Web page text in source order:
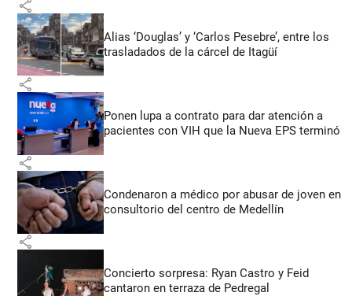
share
Alias ‘Douglas’ y ‘Carlos Pesebre’, entre los
trasladados de la cárcel de Itagüí
share
Ponen lupa a contrato para dar atención a
pacientes con VIH que la Nueva EPS terminó
share
Condenaron a médico por abusar de joven en
consultorio del centro de Medellín
share
Concierto sorpresa: Ryan Castro y Feid
cantaron en terraza de Pedregal